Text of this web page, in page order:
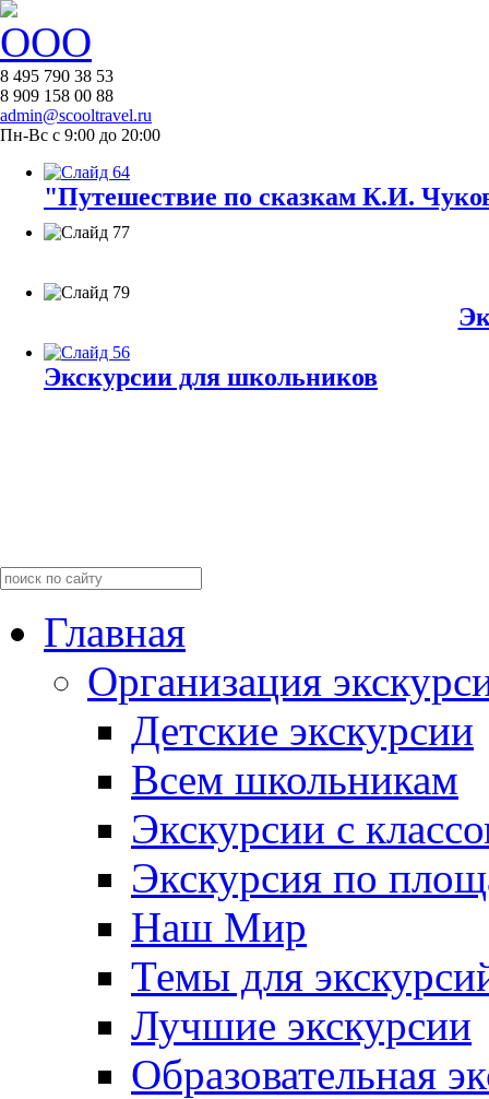
8 495 790 38 53
8 909 158 00 88
admin@scooltravel.ru
Пн-Вс с 9:00 до 20:00
"Путешествие по сказкам К.И.
Экскурсии для школьников
Главная
Организация
Детские экскурсии
Всем школьникам
Экскурсии c
Экскурсия по
Наш Мир
Темы для
Лучшие экскурсии
Образовательная